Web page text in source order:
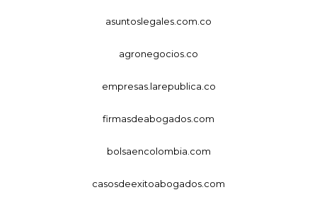
asuntoslegales.com.co
agronegocios.co
empresas.larepublica.co
firmasdeabogados.com
bolsaencolombia.com
casosdeexitoabogados.com